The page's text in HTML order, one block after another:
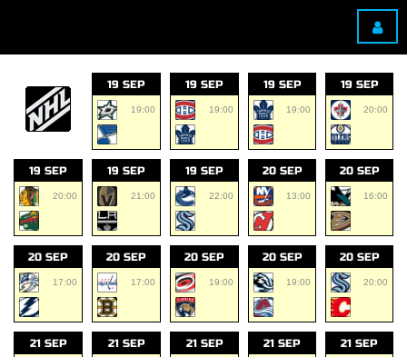
19 SEP
19:00
19 SEP
19:00
19 SEP
19:00
19 SEP
20:00
19 SEP
20:00
19 SEP
21:00
19 SEP
22:00
20 SEP
13:00
20 SEP
16:00
20 SEP
17:00
20 SEP
17:00
20 SEP
19:00
20 SEP
19:00
20 SEP
20:00
21 SEP 21 SEP 21 SEP 21 SEP 21 SEP